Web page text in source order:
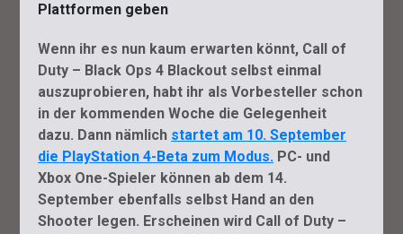
Plattformen geben
Wenn ihr es nun kaum erwarten könnt, Call of
Duty – Black Ops 4 Blackout selbst einmal
auszuprobieren, habt ihr als Vorbesteller schon
in der kommenden Woche die Gelegenheit
dazu. Dann nämlich startet am 10. September
die PlayStation 4-Beta zum Modus. PC- und
Xbox One-Spieler können ab dem 14.
September ebenfalls selbst Hand an den
Shooter legen. Erscheinen wird Call of Duty –